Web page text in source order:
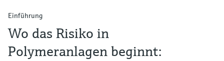
Einführung
Wo das Risiko in
Polymeranlagen beginnt: